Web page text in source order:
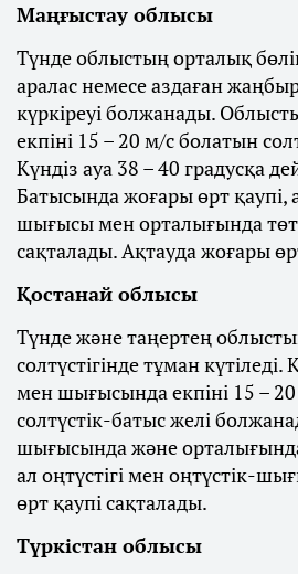
Маңғыстау облысы
Түнде облыстың орталық
аралас немесе аздаған
күркіреуі болжанады.
екпіні 15 – 20 м/с болатын
Күндіз ауа 38 – 40 градусқа
Батысында жоғары өрт қаупі,
шығысы мен орталығында
сақталады. Ақтауда жоғары
Қостанай облысы
Түнде және таңертең
солтүстігінде тұман күтіледі.
мен шығысында екпіні 15 –
солтүстік-батыс желі
шығысында және
ал оңтүстігі мен оңтүстік-
өрт қаупі сақталады.
Түркістан облысы